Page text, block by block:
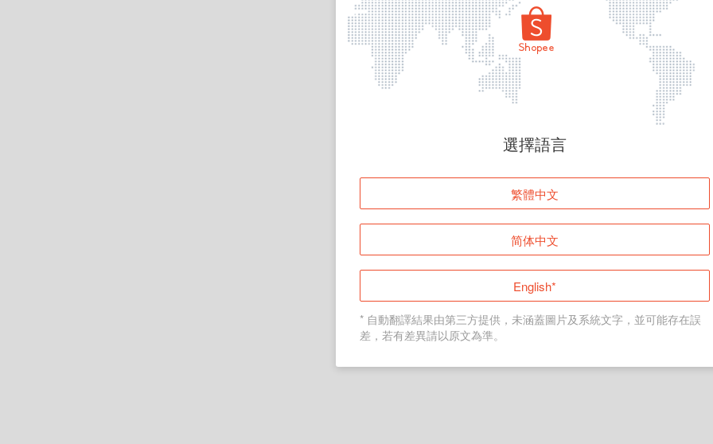
頁面無法顯示
登入
返回首頁
選擇語言
繁體中文
简体中文
English*
* 自動翻譯結果由第三方提供，未涵蓋圖片及系統文字，並可能存在誤
差，若有差異請以原文為準。